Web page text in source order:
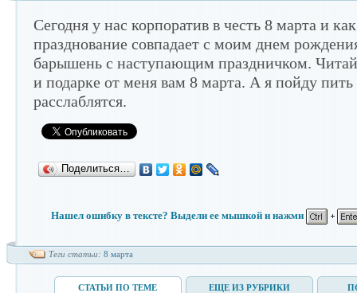
блога
Сегодня у нас корпоратив в честь 8 марта и как
празднование совпадает с моим днем
барышень с наступающим праздничком.
и подарке от меня вам 8 марта. А я пойду пить
расслаблятся.
Поделиться…
Нашел ошибку в тексте? Выдели ее мышкой и нажми
Теги статьи: 8 марта
СТАТЬИ ПО ТЕМЕ ЕЩЕ ИЗ РУБРИКИ